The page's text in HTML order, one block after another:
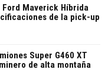
Maverick Híbrida
de la pick-up
Super G460 XT
de alta montaña